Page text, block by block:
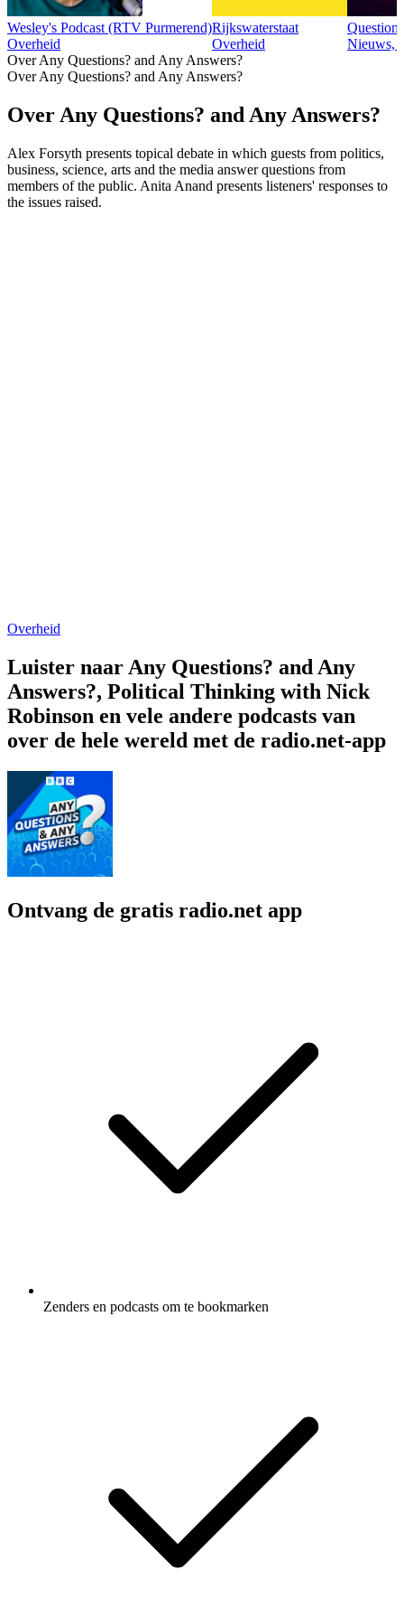
Wesley's Podcast (RTV Purmerend)
Overheid
Rijkswaterstaat
Overheid
Question
Nieuws,
Over Any Questions? and Any Answers?
Over Any Questions? and Any Answers?
Over Any Questions? and Any Answers?
Alex Forsyth presents topical debate in which guests from politics,
business, science, arts and the media answer questions from
members of the public. Anita Anand presents listeners' responses to
the issues raised.
Overheid
Luister naar Any Questions? and Any
Answers?, Political Thinking with Nick
Robinson en vele andere podcasts van
over de hele wereld met de radio.net-app
Ontvang de gratis radio.net app
Zenders en podcasts om te bookmarken